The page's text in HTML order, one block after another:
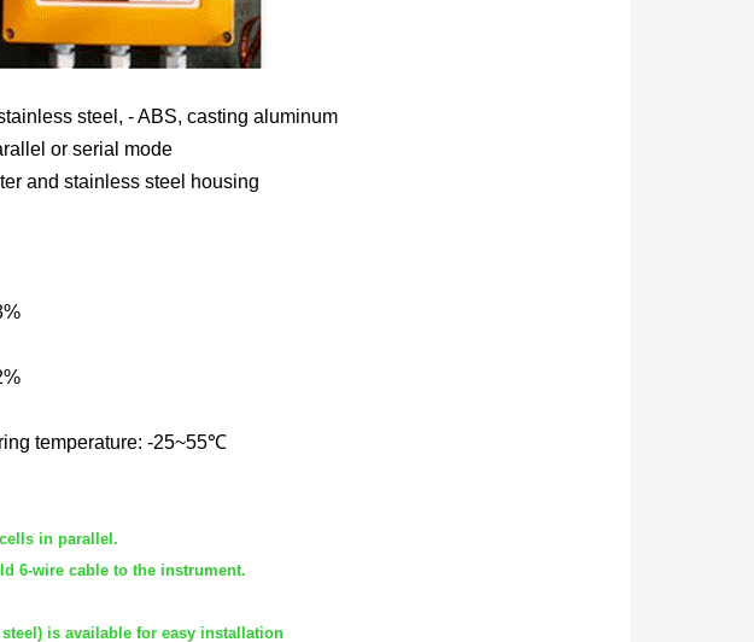
steel, - ABS, casting aluminum
or serial mode
and stainless steel housing
temperature: -25~55℃
in parallel.
6-wire cable to the instrument.
is available for easy installation